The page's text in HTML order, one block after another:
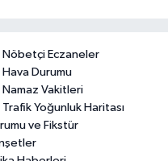
Eczaneler
Durumu
Vakitleri
Yoğunluk Haritası
ve Fikstür